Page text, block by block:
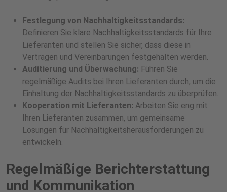
Festlegung von Nachhaltigkeitsstandards:
Definieren Sie klare Nachhaltigkeitsstandards für Ihre
Lieferanten und stellen Sie sicher, dass diese in
Verträgen und Vereinbarungen festgehalten werden.
Auditierung und Überwachung: Führen Sie
regelmäßige Audits bei Ihren Lieferanten durch, um die
Einhaltung der Nachhaltigkeitsstandards zu überprüfen.
Kooperation mit Lieferanten: Arbeiten Sie eng mit
Ihren Lieferanten zusammen, um gemeinsame
Lösungen für Nachhaltigkeitsherausforderungen zu
entwickeln.
Regelmäßige Berichterstattung
und Kommunikation